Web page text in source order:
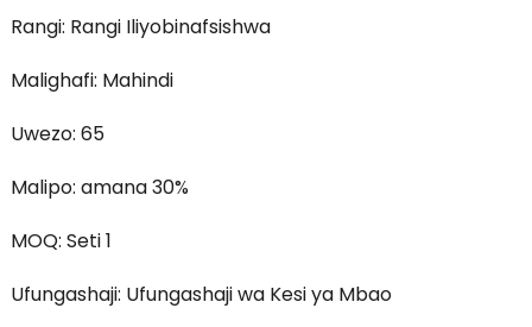
Rangi: Rangi Iliyobinafsishwa
Malighafi: Mahindi
Uwezo: 65
Malipo: amana 30%
MOQ: Seti 1
Ufungashaji: Ufungashaji wa Kesi ya Mbao